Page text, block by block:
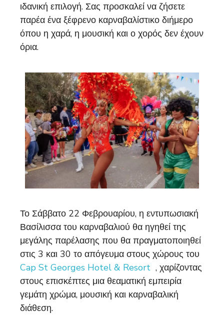
ιδανική επιλογή. Σας προσκαλεί να ζήσετε
παρέα ένα ξέφρενο καρναβαλίστικο διήμερο
όπου η χαρά, η μουσική και ο χορός δεν έχουν
όρια.
Το Σάββατο 22 Φεβρουαρίου, η εντυπωσιακή
Βασίλισσα του καρναβαλιού θα ηγηθεί της
μεγάλης παρέλασης που θα πραγματοποιηθεί
στις 3 και 30 το απόγευμα στους χώρους του
Cap St Georges Hotel & Resort , χαρίζοντας
στους επισκέπτες μια θεαματική εμπειρία
γεμάτη χρώμα, μουσική και καρναβαλική
διάθεση.